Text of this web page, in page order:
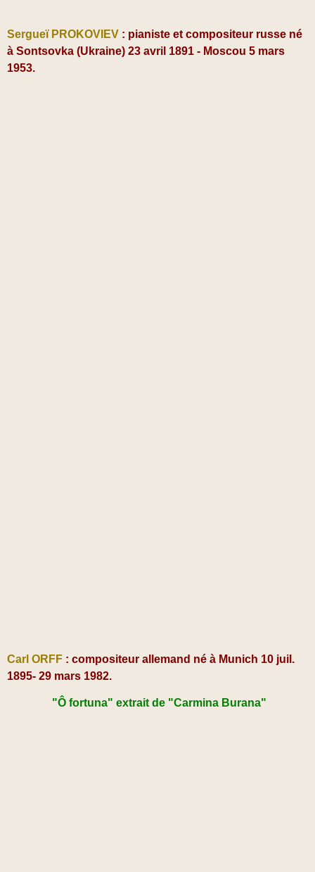
Sergueï PROKOVIEV : pianiste et compositeur russe né
à Sontsovka (Ukraine) 23 avril 1891 - Moscou 5 mars
1953.
Carl ORFF : compositeur allemand né à Munich 10 juil.
1895- 29 mars 1982.
"Ô fortuna" extrait de "Carmina Burana"